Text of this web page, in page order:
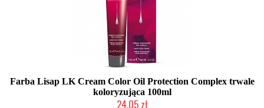
Farba Lisap LK Cream Color Oil Protection Complex trwale
koloryzująca 100ml
24,05 zł